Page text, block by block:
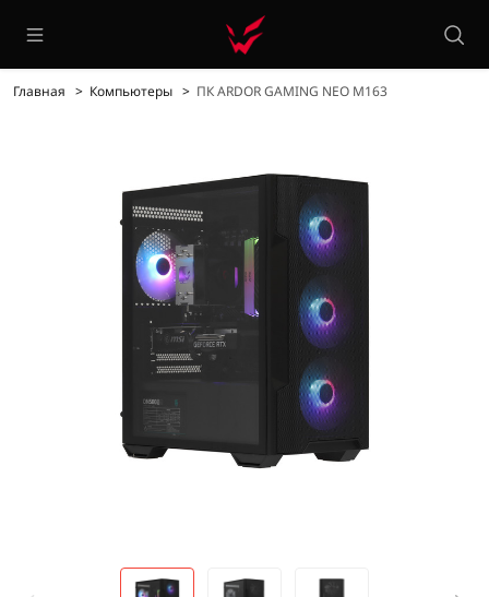
Главная Компьютеры ПК ARDOR GAMING NEO M163